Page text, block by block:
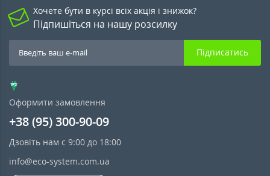
Хочете бути в курсі всіх акція і знижок?
Підпишіться на нашу розсилку
Підписатись
Оформити замовлення
+38 (95) 300-90-09
Дзовіть нам с 9:00 до 18:00
info@eco-system.com.ua